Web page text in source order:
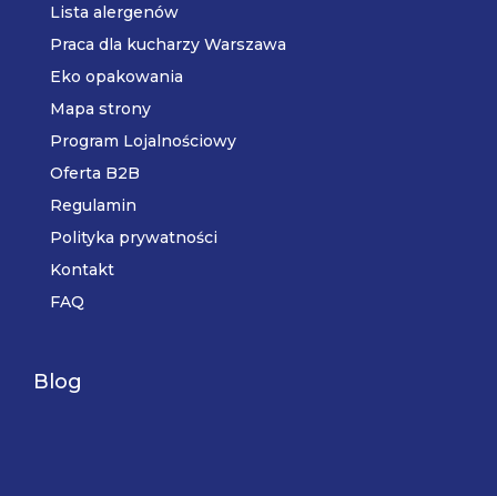
Lista alergenów
Praca dla kucharzy Warszawa
Eko opakowania
Mapa strony
Program Lojalnościowy
Oferta B2B
Regulamin
Polityka prywatności
Kontakt
FAQ
Blog